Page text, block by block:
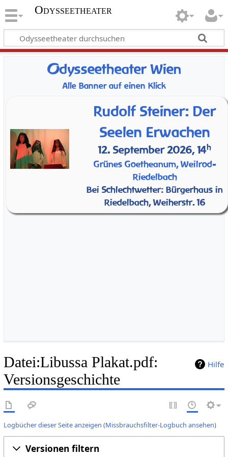
Odysseetheater
Odysseetheater Wien
Alle Banner auf einen Klick
Rudolf Steiner: Der
Seelen Erwachen
12. September 2026, 14h
Grünes Goetheanum, Weilrod-
Riedelbach
Bei Schlechtwetter: Bürgerhaus in
Riedelbach, Weiherstr. 16
Hilfe
Datei:Libussa Plakat.pdf:
Versionsgeschichte
Logbücher dieser Seite anzeigen (Missbrauchsfilter-Logbuch ansehen)
Versionen filtern